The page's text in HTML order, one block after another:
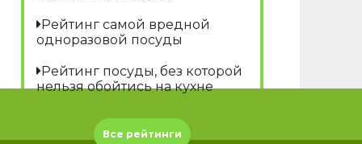
Рейтинг самой вредной
одноразовой посуды
Рейтинг посуды, без которой
нельзя обойтись на кухне
Все рейтинги